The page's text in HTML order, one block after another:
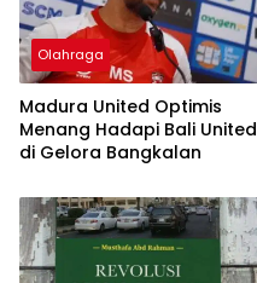
Olahraga
Madura United Optimis
Menang Hadapi Bali United
di Gelora Bangkalan